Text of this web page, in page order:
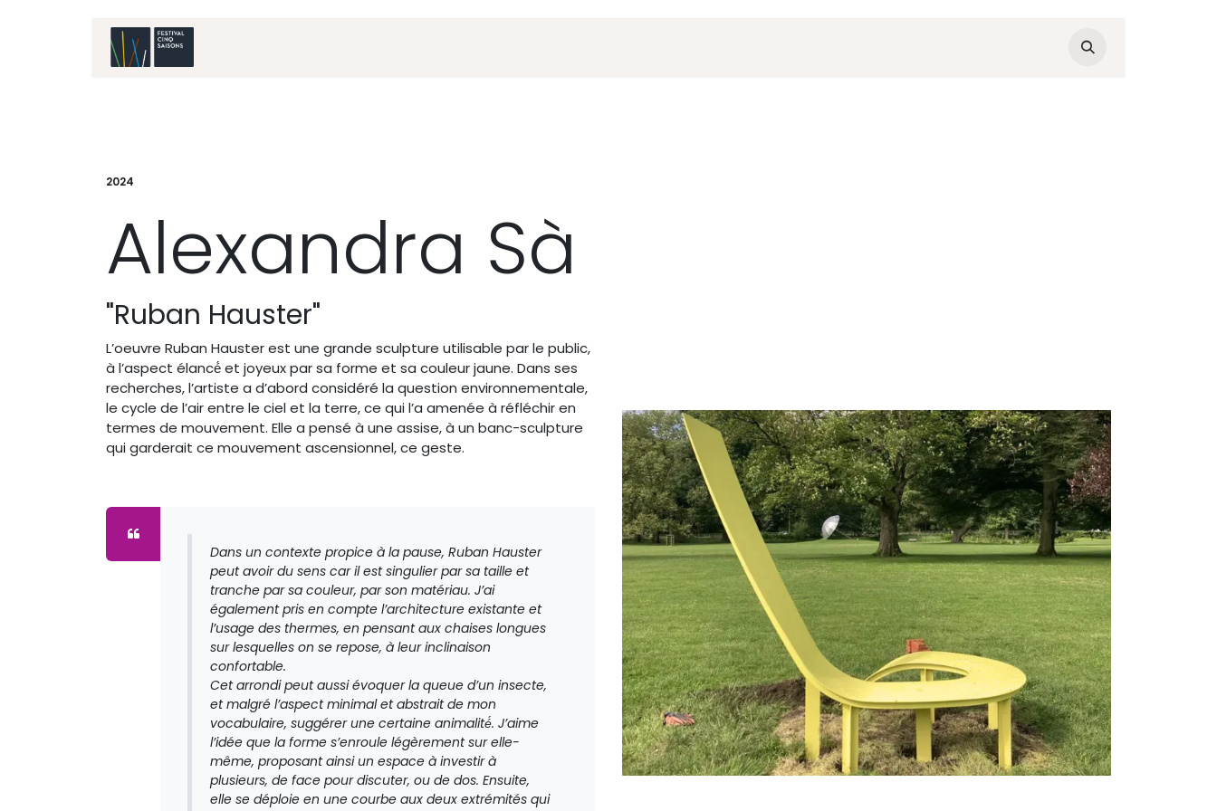
2024
Alexandra Sà
"Ruban Hauster"
L’oeuvre Ruban Hauster est une grande sculpture utilisable par le public,
à l’aspect élancé́ et joyeux par sa forme et sa couleur jaune. Dans ses
recherches, l’artiste a d’abord considéré la question environnementale,
le cycle de l’air entre le ciel et la terre, ce qui l’a amenée à réfléchir en
termes de mouvement. Elle a pensé à une assise, à un banc-sculpture
qui garderait ce mouvement ascensionnel, ce geste.
Dans un contexte propice à la pause, Ruban Hauster
peut avoir du sens car il est singulier par sa taille et
tranche par sa couleur, par son matériau. J’ai
également pris en compte l’architecture existante et
l’usage des thermes, en pensant aux chaises longues
sur lesquelles on se repose, à leur inclinaison
confortable.
Cet arrondi peut aussi évoquer la queue d’un insecte,
et malgré l’aspect minimal et abstrait de mon
vocabulaire, suggérer une certaine animalité́. J’aime
l’idée que la forme s’enroule légèrement sur elle-
même, proposant ainsi un espace à investir à
plusieurs, de face pour discuter, ou de dos. Ensuite,
elle se déploie en une courbe aux deux extrémités qui